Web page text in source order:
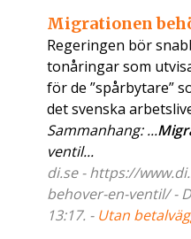
Migrationen
Regeringen bör
tonåringar som
för de ”spårbytare”
det svenska
Sammanhang: ...
ventil...
di.se - https://
behover-en-ventil/ -
13:17. - Utan